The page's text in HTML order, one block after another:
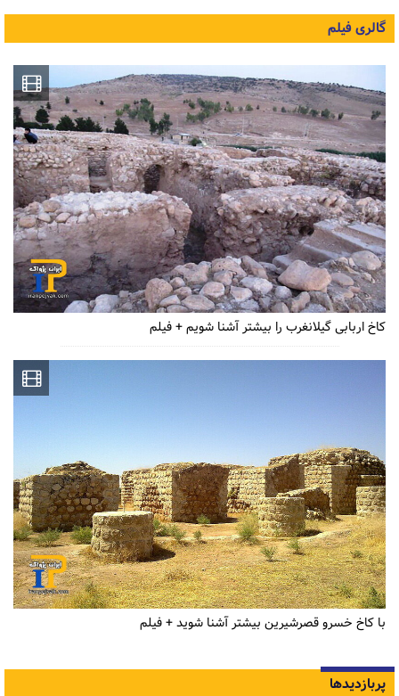
گالری فیلم
کاخ اربابی گیلانغرب را بیشتر آشنا شویم + فیلم
با کاخ خسرو قصرشیرین بیشتر آشنا شوید + فیلم
پربازدیدها